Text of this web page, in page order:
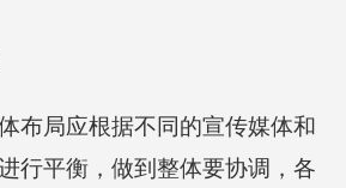
布局应根据不同的宣传媒体和
行平衡，做到整体要协调，各